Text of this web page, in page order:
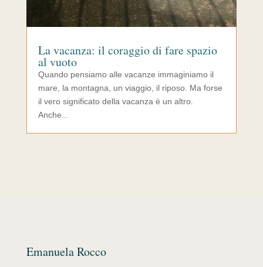
La vacanza: il coraggio di fare spazio
al vuoto
Quando pensiamo alle vacanze immaginiamo il
mare, la montagna, un viaggio, il riposo. Ma forse
il vero significato della vacanza è un altro.
Anche...
Emanuela Rocco